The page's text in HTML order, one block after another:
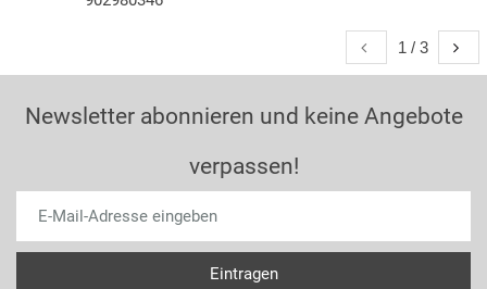
1 / 3
Newsletter abonnieren und keine Angebote
verpassen!